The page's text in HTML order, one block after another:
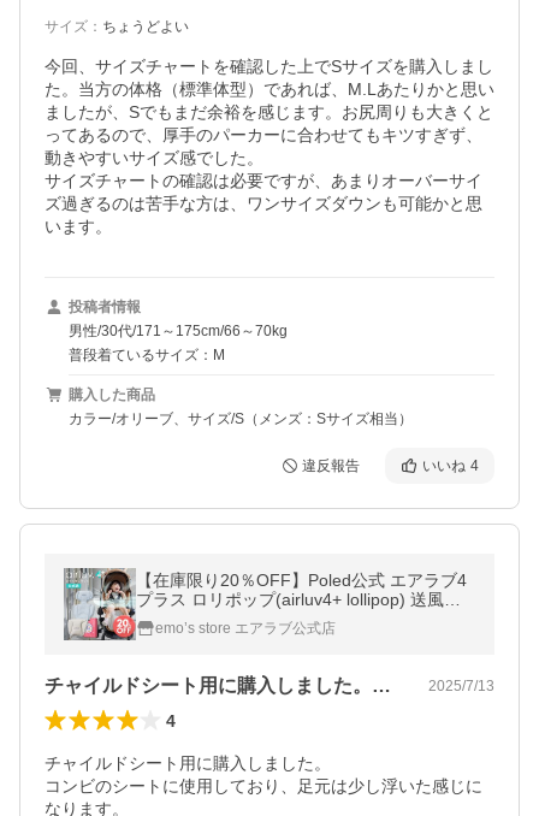
サイズ ： ちょうどよい
今回、サイズチャートを確認した上でSサイズを購入しまし
た。当方の体格（標準体型）であれば、M.Lあたりかと思い
ましたが、Sでもまだ余裕を感じます。お尻周りも大きくと
ってあるので、厚手のパーカーに合わせてもキツすぎず、
動きやすいサイズ感でした。
サイズチャートの確認は必要ですが、あまりオーバーサイ
ズ過ぎるのは苦手な方は、ワンサイズダウンも可能かと思
います。
投稿者情報
男性/30代/171～175cm/66～70kg
普段着ているサイズ：M
購入した商品
カラー/オリーブ、サイズ/S（メンズ：Sサイズ相当）
違反報告 いいね 4
【在庫限り20％OFF】Poled公式 エアラブ4
プラス ロリポップ(airluv4+ lollipop) 送風機
付きクールシート ベビーカーシート チャイ
ルドシート
emo’s store エアラブ公式店
チャイルドシート用に購入しました。コン… 2025/7/13
4
チャイルドシート用に購入しました。
コンビのシートに使用しており、足元は少し浮いた感じに
なります。